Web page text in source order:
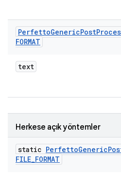
PerfettoGenericPost
FORMAT
text
Herkese açık yöntemler
static PerfettoGeneric
FILE_FORMAT